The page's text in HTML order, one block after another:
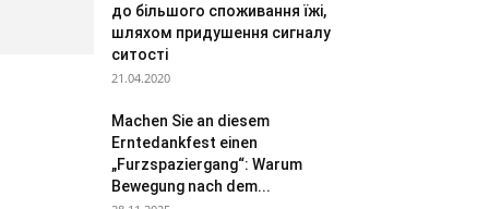
до більшого споживання їжі,
шляхом придушення сигналу
ситості
21.04.2020
Machen Sie an diesem
Erntedankfest einen
„Furzspaziergang“: Warum
Bewegung nach dem...